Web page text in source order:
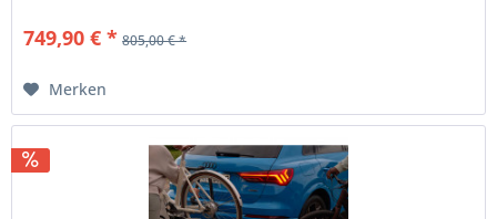
749,90 € * 805,00 € *
Merken